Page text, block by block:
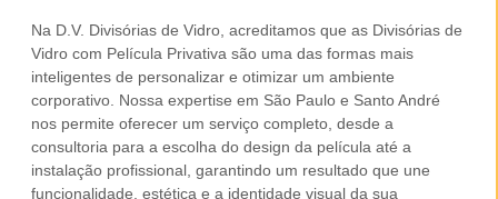
Na D.V. Divisórias de Vidro, acreditamos que as Divisórias de
Vidro com Película Privativa são uma das formas mais
inteligentes de personalizar e otimizar um ambiente
corporativo . Nossa expertise em São Paulo e Santo André
nos permite oferecer um serviço completo, desde a
consultoria para a escolha do design da película até a
instalação profissional, garantindo um resultado que une
funcionalidade, estética e a identidade visual da sua